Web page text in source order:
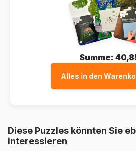
Summe:
Alles in den
Diese Puzzles könnten Sie
interessieren